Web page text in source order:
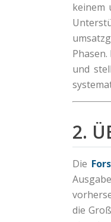
keinem
und
2.
Die
die